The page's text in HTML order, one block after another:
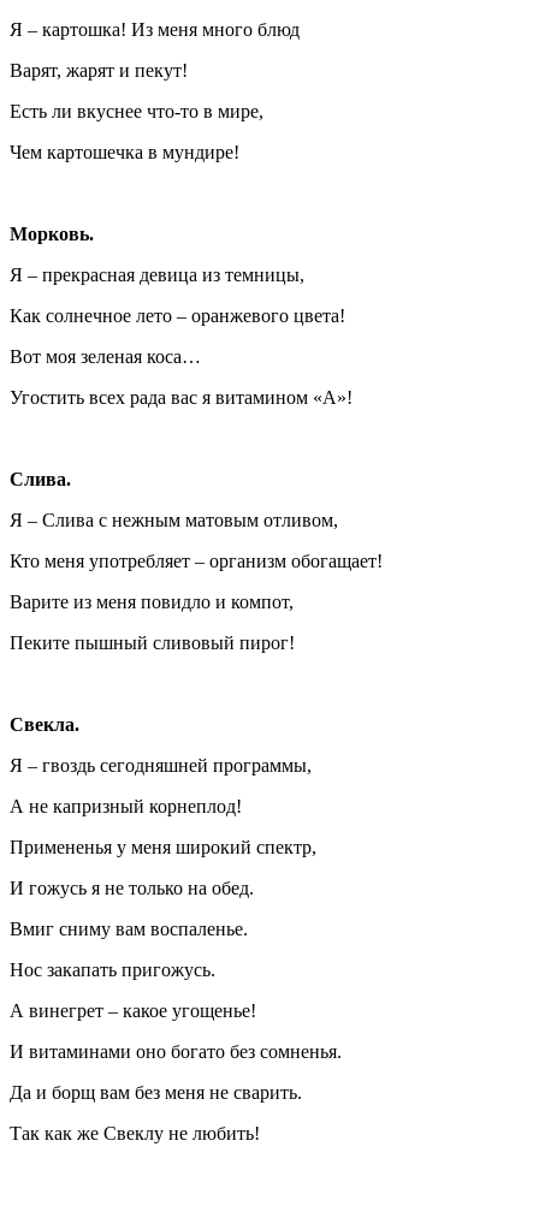
Я – картошка! Из меня много блюд
Варят, жарят и пекут!
Есть ли вкуснее что-то в мире,
Чем картошечка в мундире!
Морковь.
Я – прекрасная девица из темницы,
Как солнечное лето – оранжевого цвета!
Вот моя зеленая коса…
Угостить всех рада вас я витамином «А»!
Слива.
Я – Слива с нежным матовым отливом,
Кто меня употребляет – организм обогащает!
Варите из меня повидло и компот,
Пеките пышный сливовый пирог!
Свекла.
Я – гвоздь сегодняшней программы,
А не капризный корнеплод!
Примененья у меня широкий спектр,
И гожусь я не только на обед.
Вмиг сниму вам воспаленье.
Нос закапать пригожусь.
А винегрет – какое угощенье!
И витаминами оно богато без сомненья.
Да и борщ вам без меня не сварить.
Так как же Свеклу не любить!